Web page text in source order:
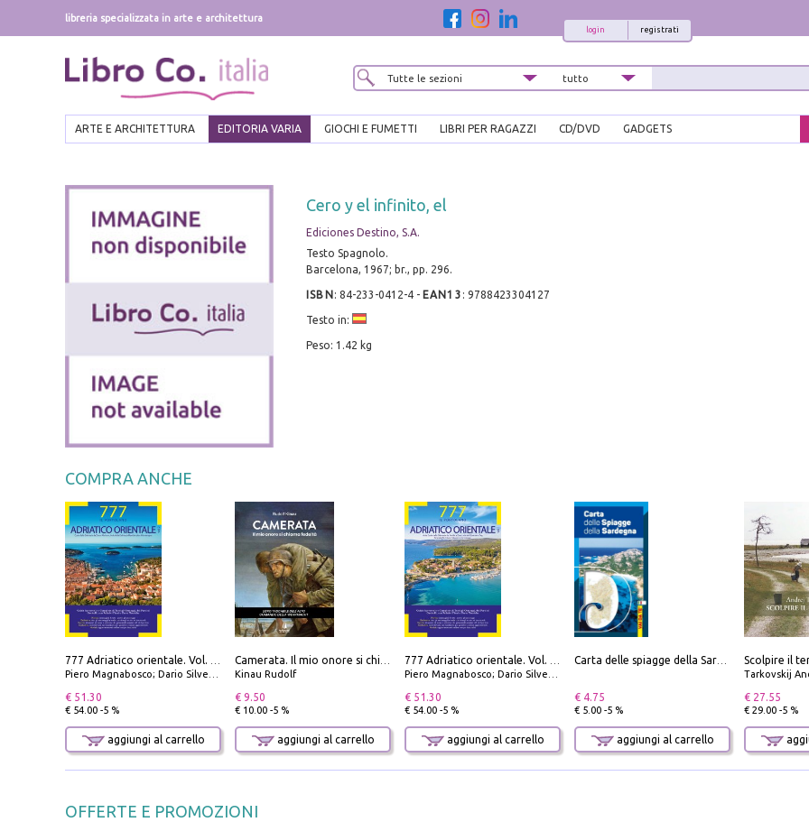
libreria specializzata in arte e architettura
registrati
login
ARTE E ARCHITETTURA EDITORIA VARIA GIOCHI E FUMETTI LIBRI PER RAGAZZI CD/DVD GADGETS
Cero y el infinito, el
Ediciones Destino, S.A.
Testo Spagnolo.
Barcelona, 1967; br., pp. 296.
ISBN : 84-233-0412-4- EAN13 : 9788423304127
Testo in:
Peso: 1.42 kg
COMPRA ANCHE
777 Adriatico orientale. Vol. 2: Costa della Dalmazia da Zara a Molunat, Isole della Dalmazia Meridionale e Montenegro
Piero Magnabosco; Dario Silvestro; Marco Sbrizzi
€ 51.30
€ 54.00 -5 %
aggiungi al carrello
Camerata. Il mio onore si chiama fedeltà
Kinau Rudolf
€ 9.50
€ 10.00 -5 %
aggiungi al carrello
777 Adriatico orientale. Vol. 1: Istria, Costa della Dalmazia da Smrika a Zara, Isole del Quarnaro, Pag, Arcipelaghi di Zara, Sibenico e Incoronate
Piero Magnabosco; Dario Silvestro; Marco Sbrizzi
€ 51.30
€ 54.00 -5 %
aggiungi al carrello
Carta delle spiagge della Sardegna. Con custodia
€ 4.75
€ 5.00 -5 %
aggiungi al carrello
Tarkovskij
€ 27.55
€ 29.00 -5 %
OFFERTE E PROMOZIONI